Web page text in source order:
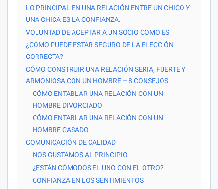
LO PRINCIPAL EN UNA RELACIÓN ENTRE UN CHICO Y
UNA CHICA ES LA CONFIANZA.
VOLUNTAD DE ACEPTAR A UN SOCIO COMO ES
¿CÓMO PUEDE ESTAR SEGURO DE LA ELECCIÓN
CORRECTA?
CÓMO CONSTRUIR UNA RELACIÓN SERIA, FUERTE Y
ARMONIOSA CON UN HOMBRE – 8 CONSEJOS
CÓMO ENTABLAR UNA RELACIÓN CON UN
HOMBRE DIVORCIADO
CÓMO ENTABLAR UNA RELACIÓN CON UN
HOMBRE CASADO
COMUNICACIÓN DE CALIDAD
NOS GUSTAMOS AL PRINCIPIO
¿ESTÁN CÓMODOS EL UNO CON EL OTRO?
CONFIANZA EN LOS SENTIMIENTOS